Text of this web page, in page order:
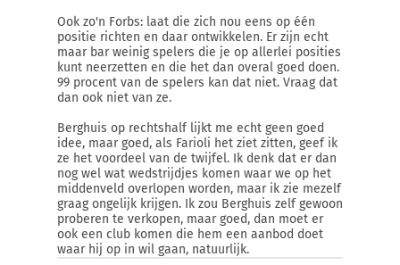
Ook zo'n Forbs: laat die zich nou eens op één
positie richten en daar ontwikkelen. Er zijn echt
maar bar weinig spelers die je op allerlei posities
kunt neerzetten en die het dan overal goed doen.
99 procent van de spelers kan dat niet. Vraag dat
dan ook niet van ze.
Berghuis op rechtshalf lijkt me echt geen goed
idee, maar goed, als Farioli het ziet zitten, geef ik
ze het voordeel van de twijfel. Ik denk dat er dan
nog wel wat wedstrijdjes komen waar we op het
middenveld overlopen worden, maar ik zie mezelf
graag ongelijk krijgen. Ik zou Berghuis zelf gewoon
proberen te verkopen, maar goed, dan moet er
ook een club komen die hem een aanbod doet
waar hij op in wil gaan, natuurlijk.